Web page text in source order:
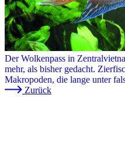
Der Wolkenpass in
mehr, als bisher gedacht.
Makropoden, die lange unter
Zurück